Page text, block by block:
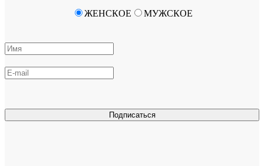
Подписаться
ЖЕНСКОЕ МУЖСКОЕ